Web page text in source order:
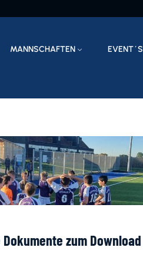
MANNSCHAFTEN EVENT´S
zum Download